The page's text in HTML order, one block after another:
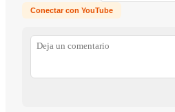
Conectar con YouTube